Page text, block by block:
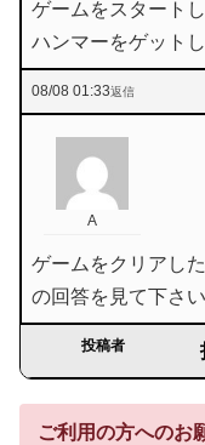
ゲームをスタート
ハンマーをゲット
08/08 01:33返信
A
ゲームをクリアし
の回答を見て下さい
投稿者
ご利用の方へのお